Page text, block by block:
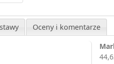
Oceny i komentarze